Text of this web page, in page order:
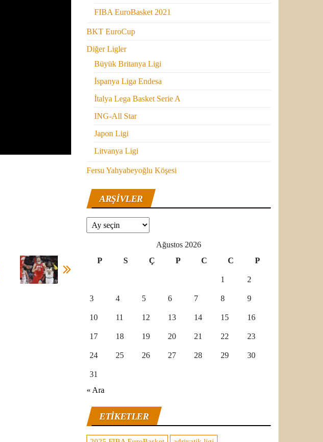
FIBA EuroBasket 2021
BKT EuroCup
Diğer Ligler
Büyük Britanya Ligi
İspanya Liga Endesa
İtalya Lega Basket Serie A
ING-All Star
Japon Ligi
Litvanya Ligi
Fersu Yahyabeyoğlu Köşesi
ARŞIVLER
Arşivler
Ağustos 2026
P
S Ç P C C P
1 2
3 4 5 6 7 8 9
10 11 12 13 14 15 16
17 18 19 20 21 22 23
24 25 26 27 28 29 30
31
« Ara
ETIKETLER